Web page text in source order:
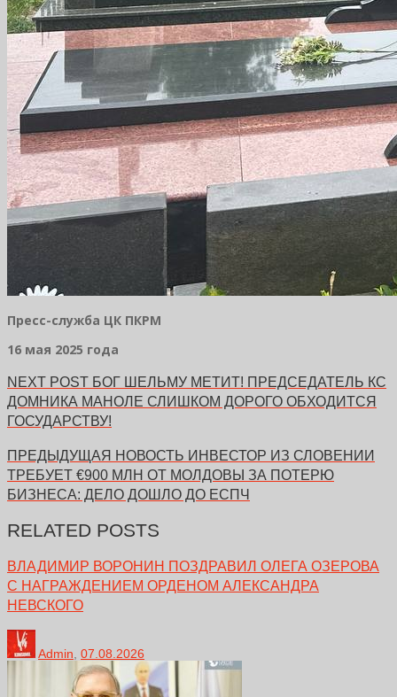
Пресс-служба ЦК ПКРМ
16 мая 2025 года
NEXT POST БОГ ШЕЛЬМУ МЕТИТ! ПРЕДСЕДАТЕЛЬ КС
ДОМНИКА МАНОЛЕ СЛИШКОМ ДОРОГО ОБХОДИТСЯ
ГОСУДАРСТВУ!
ПРЕДЫДУЩАЯ НОВОСТЬ ИНВЕСТОР ИЗ СЛОВЕНИИ
ТРЕБУЕТ €900 МЛН ОТ МОЛДОВЫ ЗА ПОТЕРЮ
БИЗНЕСА: ДЕЛО ДОШЛО ДО ЕСПЧ
RELATED POSTS
ВЛАДИМИР ВОРОНИН ПОЗДРАВИЛ ОЛЕГА ОЗЕРОВА
С НАГРАЖДЕНИЕМ ОРДЕНОМ АЛЕКСАНДРА
НЕВСКОГО
Admin 07.08.2026